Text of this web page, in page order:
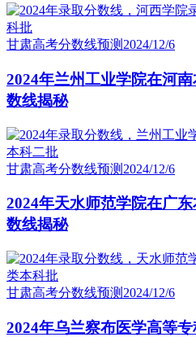
甘肃高考分数线预测 2024/12/6
2024年兰州工业学院在河
数线揭秘
甘肃高考分数线预测 2024/12/6
2024年天水师范学院在广
数线揭秘
甘肃高考分数线预测 2024/12/6
2024年乌兰察布医学高等